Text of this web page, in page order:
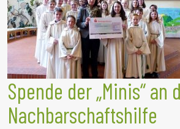
Spende der „Minis“ an
Nachbarschaftshilfe